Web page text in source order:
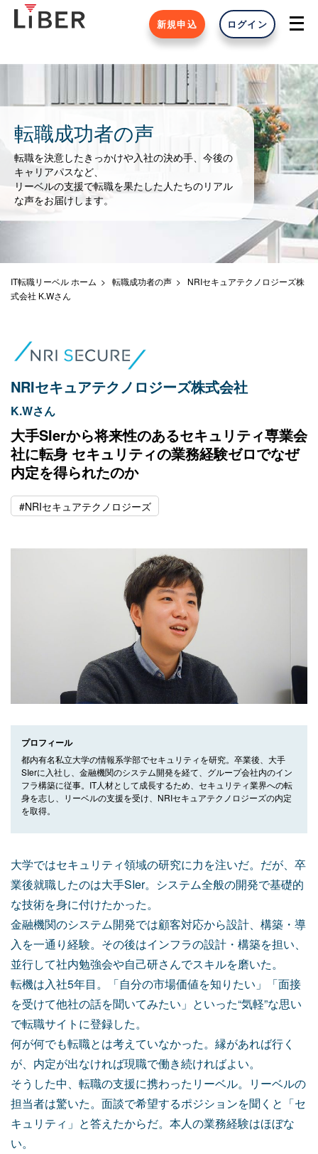
新規申込 ログイン
転職成功者の声
転職を決意したきっかけや入社の決め手、今後の
キャリアパスなど、
リーベルの支援で転職を果たした人たちのリアル
な声をお届けします。
IT転職リーベル ホーム 転職成功者の声
NRIセキュアテクノロジーズ株
式会社 K.Wさん
NRIセキュアテクノロジーズ株式会社
K.Wさん
大手SIerから将来性のあるセキュリティ専業会
社に転身 セキュリティの業務経験ゼロでなぜ
内定を得られたのか
#NRIセキュアテクノロジーズ
プロフィール
都内有名私立大学の情報系学部でセキュリティを研究。卒業後、大手
SIerに入社し、金融機関のシステム開発を経て、グループ会社内のイン
フラ構築に従事。IT人材として成長するため、セキュリティ業界への転
身を志し、リーベルの支援を受け、NRIセキュアテクノロジーズの内定
を取得。
大学ではセキュリティ領域の研究に力を注いだ。だが、卒
業後就職したのは大手SIer。システム全般の開発で基礎的
な技術を身に付けたかった。
金融機関のシステム開発では顧客対応から設計、構築・導
入を一通り経験。その後はインフラの設計・構築を担い、
並行して社内勉強会や自己研さんでスキルを磨いた。
転機は入社5年目。「自分の市場価値を知りたい」「面接
を受けて他社の話を聞いてみたい」といった“気軽”な思い
で転職サイトに登録した。
何が何でも転職とは考えていなかった。縁があれば行く
が、内定が出なければ現職で働き続ければよい。
そうした中、転職の支援に携わったリーベル。リーベルの
担当者は驚いた。面談で希望するポジションを聞くと「セ
キュリティ」と答えたからだ。本人の業務経験はほぼな
い。